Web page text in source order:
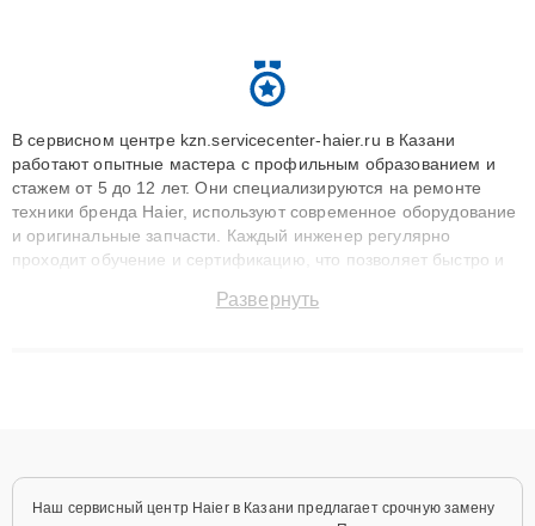
В сервисном центре kzn.servicecenter-haier.ru в Казани
работают опытные мастера с профильным образованием и
стажем от 5 до 12 лет. Они специализируются на ремонте
техники бренда Haier, используют современное оборудование
и оригинальные запчасти. Каждый инженер регулярно
проходит обучение и сертификацию, что позволяет быстро и
сохранением гарантии до 3 лет. Наши мастера решают
Развернуть
Наш сервисный центр Haier в Казани предлагает срочную замену